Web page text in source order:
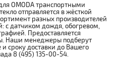
OMODA транспортными
отправляется в жёсткой
разных производителей
с датчиком дождя, обогревом,
Предоставляется
Наши менеджеры подберут
сроку доставки до Вашего
8 (495) 135-00-54.